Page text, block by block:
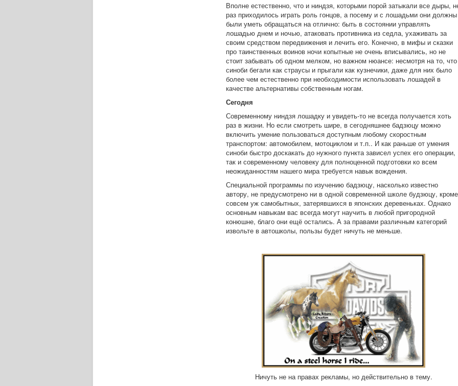
Вполне естественно, что и ниндзя, которыми порой затыкали все дыры,
раз приходилось играть роль гонцов, а посему и с лошадьми они должны
были уметь обращаться на отлично: быть в состоянии управлять
лошадью днем и ночью, атаковать противника из седла, ухаживать за
своим средством передвижения и лечить его. Конечно, в мифы и сказки
про таинственных воинов ночи копытные не очень вписывались, но не
стоит забывать об одном мелком, но важном нюансе: несмотря на то, что
синоби бегали как страусы и прыгали как кузнечики, даже для них было
более чем естественно при необходимости использовать лошадей в
качестве альтернативы собственным ногам.
Сегодня
Современному ниндзя лошадку и увидеть-то не всегда получается хоть
раз в жизни. Но если смотреть шире, в сегодняшнее бадзюцу можно
включить умение пользоваться доступным любому скоростным
транспортом: автомобилем, мотоциклом и т.п.. И как раньше от умения
синоби быстро доскакать до нужного пункта зависел успех его операции,
так и современному человеку для полноценной подготовки ко всем
неожиданностям нашего мира требуется навык вождения.
Специальной программы по изучению бадзюцу, насколько известно
автору, не предусмотрено ни в одной современной школе будзюцу, кроме
совсем уж самобытных, затерявшихся в японских деревеньках. Однако
основным навыкам вас всегда могут научить в любой пригородной
конюшне, благо они ещё остались. А за правами различным категорий
извольте в автошколы, пользы будет ничуть не меньше.
Ничуть не на правах рекламы, но действительно в тему.